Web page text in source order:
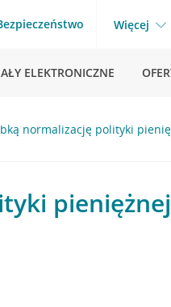
Więcej
ELEKTRONICZNE
normalizację polityki
pieniężnej